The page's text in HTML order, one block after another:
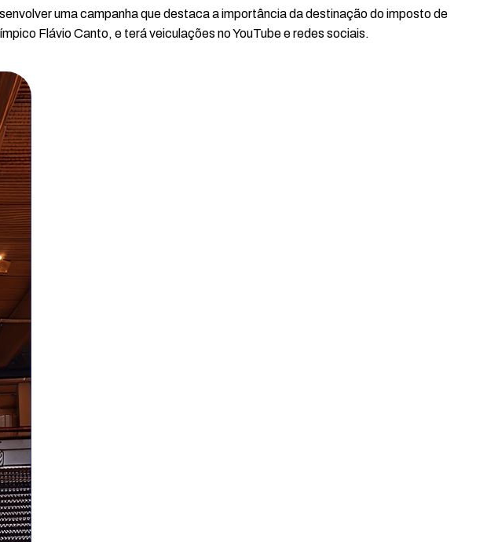
uma campanha que destaca a importância da destinação do imposto de
Flávio Canto, e terá veiculações no YouTube e redes sociais.